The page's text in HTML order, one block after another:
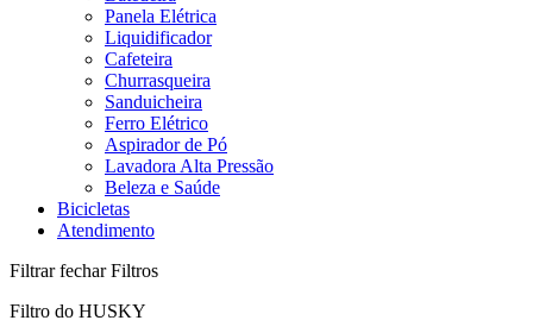
Panela Elétrica
Liquidificador
Cafeteira
Churrasqueira
Sanduicheira
Ferro Elétrico
Aspirador de Pó
Lavadora Alta Pressão
Beleza e Saúde
Bicicletas
Atendimento
Filtrar fechar Filtros
Filtro do HUSKY